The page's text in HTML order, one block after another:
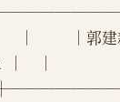
│          │郭
│    │